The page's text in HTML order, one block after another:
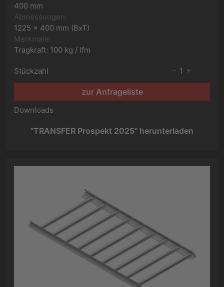
400 mm
Abmessungen:
1225 x 400 mm (BxT)
Merkmale:
Tragkraft: 100 kg / lfm
Stückzahl 1
zur Anfrageliste
Downloads
"TRANSFER Prospekt 2025" herunterladen